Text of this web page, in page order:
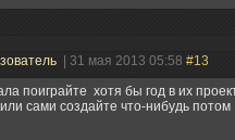
| 31 мая 2013 05:58 #13
поиграйте хотя бы год в их
сами создайте что-нибудь